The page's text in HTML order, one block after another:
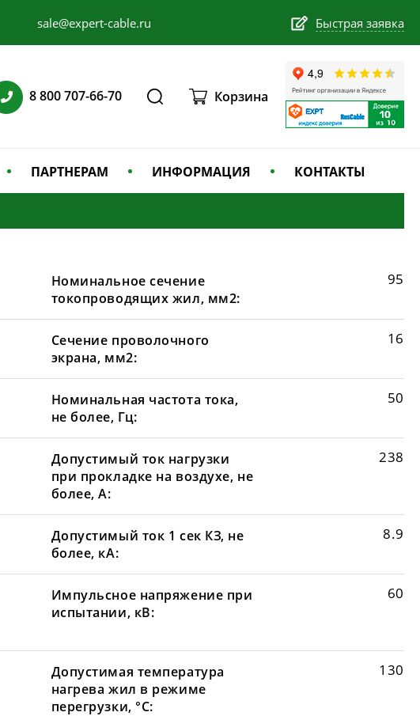
sale@expert-cable.ru Быстрая заявка
8 800 707-66-70 Корзина
ПАРТНЕРАМ ИНФОРМАЦИЯ КОНТАКТЫ
Номинальное сечение
токопроводящих жил, мм2:
95
Сечение проволочного
экрана, мм2:
16
Номинальная частота тока,
не более, Гц:
50
Допустимый ток нагрузки
при прокладке на воздухе, не
более, А:
238
Допустимый ток 1 сек КЗ, не
более, кА:
8.9
Импульсное напряжение при
испытании, кВ:
60
Допустимая температура
нагрева жил в режиме
перегрузки, °С:
130